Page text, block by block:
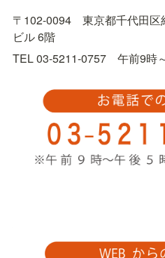
〒102-0094　東京都千代田
ビル 6階
TEL 03-5211-0757　午前9時